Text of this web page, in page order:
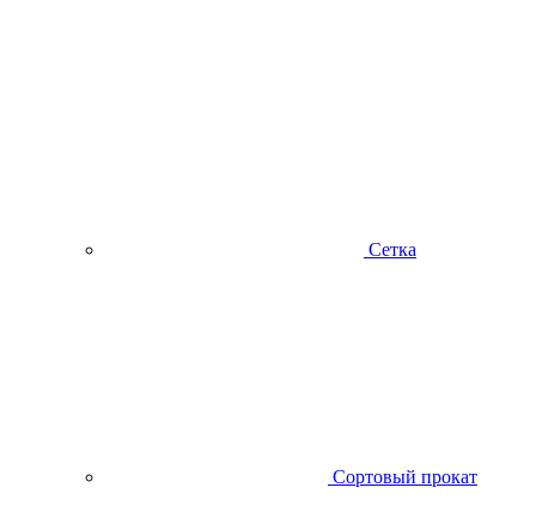
Сетка
Сортовый прокат